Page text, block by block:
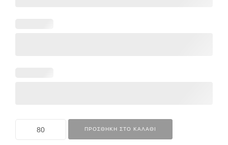
ΠΡΟΣΘΉΚΗ ΣΤΟ ΚΑΛΆΘΙ